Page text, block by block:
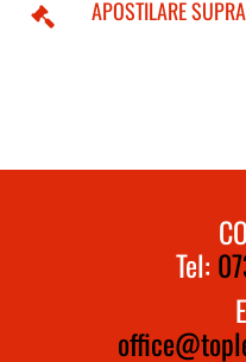
APOSTILARE
Tel: